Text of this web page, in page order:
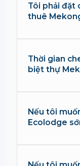
Tôi phải đặt
thuê
Thời gian
biệt thự
Nếu tôi
Ecolodge